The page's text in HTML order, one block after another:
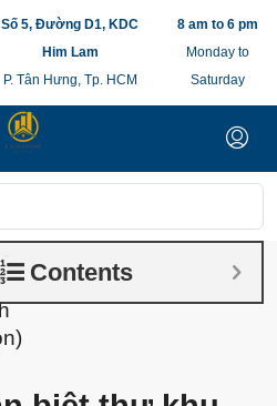
Số 5, Đường D1, KDC
Him Lam
P. Tân Hưng, Tp. HCM
8 am to 6 pm
Monday to
Saturday
Contents